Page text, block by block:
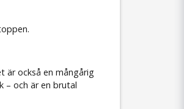
är också en mångårig
– och är en brutal